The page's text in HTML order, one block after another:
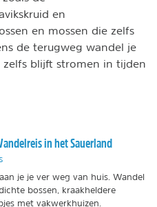
en
en mossen die zelfs
de terugweg wandel je
zelfs blijft stromen in tijden
in het Sauerland
je je ver weg van huis. Wandel
bossen, kraakheldere
met vakwerkhuizen.